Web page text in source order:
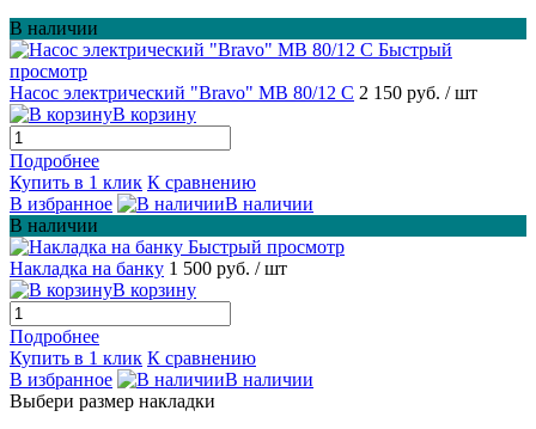
В наличии
Быстрый
просмотр
Насос электрический "Bravo" MB 80/12 С 2 150 руб. / шт
В корзину
Подробнее
Купить в 1 клик К сравнению
В избранное
В наличии
В наличии
Быстрый просмотр
Накладка на банку 1 500 руб. / шт
В корзину
Подробнее
Купить в 1 клик К сравнению
В избранное
В наличии
Выбери размер накладки